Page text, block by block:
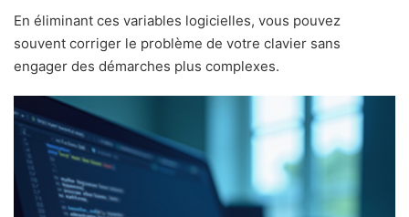
En éliminant ces variables logicielles, vous pouvez
souvent corriger le problème de votre clavier sans
engager des démarches plus complexes.